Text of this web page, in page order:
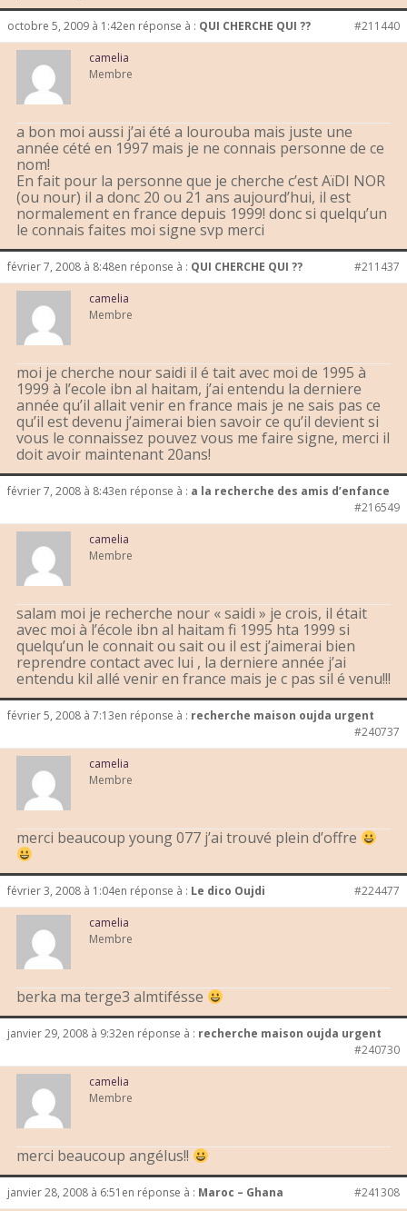
octobre 5, 2009 à 1:42en réponse à : QUI CHERCHE QUI ?? #211440
camelia
Membre
a bon moi aussi j’ai été a lourouba mais juste une
année cété en 1997 mais je ne connais personne de ce
nom!
En fait pour la personne que je cherche c’est AïDI NOR
(ou nour) il a donc 20 ou 21 ans aujourd’hui, il est
normalement en france depuis 1999! donc si quelqu’un
le connais faites moi signe svp merci
février 7, 2008 à 8:48en réponse à : QUI CHERCHE QUI ?? #211437
camelia
Membre
moi je cherche nour saidi il é tait avec moi de 1995 à
1999 à l’ecole ibn al haitam, j’ai entendu la derniere
année qu’il allait venir en france mais je ne sais pas ce
qu’il est devenu j’aimerai bien savoir ce qu’il devient si
vous le connaissez pouvez vous me faire signe, merci il
doit avoir maintenant 20ans!
février 7, 2008 à 8:43en réponse à : a la recherche des amis d’enfance
#216549
camelia
Membre
salam moi je recherche nour « saidi » je crois, il était
avec moi à l’école ibn al haitam fi 1995 hta 1999 si
quelqu’un le connait ou sait ou il est j’aimerai bien
reprendre contact avec lui , la derniere année j’ai
entendu kil allé venir en france mais je c pas sil é venu!!!
février 5, 2008 à 7:13en réponse à : recherche maison oujda urgent
#240737
camelia
Membre
merci beaucoup young 077 j’ai trouvé plein d’offre
février 3, 2008 à 1:04en réponse à : Le dico Oujdi #224477
camelia
Membre
berka ma terge3 almtifésse
janvier 29, 2008 à 9:32en réponse à : recherche maison oujda urgent
#240730
camelia
Membre
merci beaucoup angélus!!
janvier 28, 2008 à 6:51 en réponse à : Maroc – Ghana #241308